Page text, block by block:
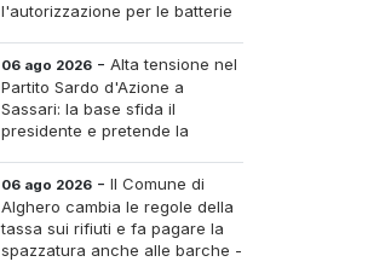
l'autorizzazione per le batterie
06 ago 2026 - Alta tensione nel
Partito Sardo d'Azione a
Sassari: la base sfida il
presidente e pretende la
06 ago 2026 - Il Comune di
Alghero cambia le regole della
tassa sui rifiuti e fa pagare la
spazzatura anche alle barche -